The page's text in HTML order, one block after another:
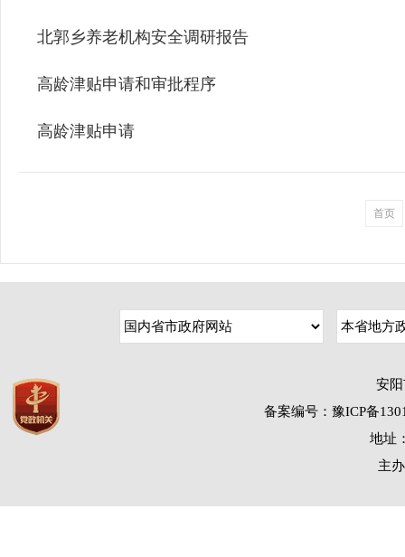
北郭乡养老机构安全调研报告
高龄津贴申请和审批程序
高龄津贴申请
首页
安
备案编号：豫ICP备
地址
主